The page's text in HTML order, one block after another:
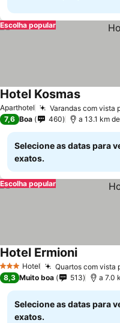
Escolha popular
Aparthotel Varandas com vista
Hotel Kosmas
7,6 Boa 460 a 13.1 km
Selecione as datas para
exatos.
Escolha popular
3 EstrelasHotel Quartos com vista
Hotel Ermioni
8,3 Muito boa 513 a 7.0
Selecione as datas para
exatos.